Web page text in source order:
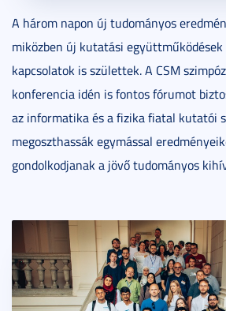
A három napon új tudományos
miközben új kutatási együttműködések
kapcsolatok is születtek. A CSM
konferencia idén is fontos fórumot
az informatika és a fizika fiatal kutatói
megoszthassák egymással
gondolkodjanak a jövő tudományos